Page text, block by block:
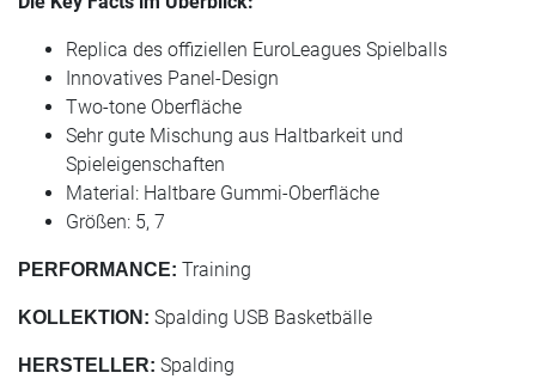
Replica des offiziellen EuroLeagues Spielballs
Innovatives Panel-Design
Two-tone Oberfläche
Sehr gute Mischung aus Haltbarkeit und
Spieleigenschaften
Material: Haltbare Gummi-Oberfläche
Größen: 5, 7
PERFORMANCE: Training
KOLLEKTION: Spalding USB Basketbälle
HERSTELLER: Spalding